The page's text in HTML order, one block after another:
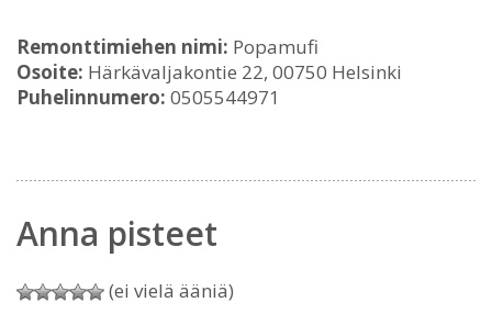
Remonttimiehen nimi: Popamufi
Osoite: Härkävaljakontie 22, 00750 Helsinki
Puhelinnumero: 0505544971
Anna pisteet
(ei vielä ääniä)